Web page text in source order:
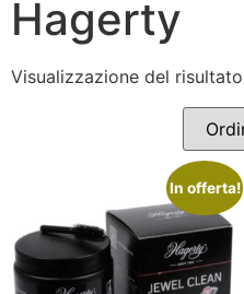
Hagerty
Visualizzazione del risultato
In offerta!